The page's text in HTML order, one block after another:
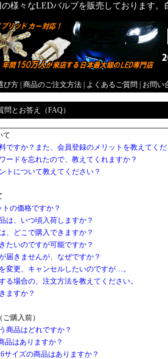
様々なLEDバルブを販売しております。
び方 商品のご注文方法 よくあるご質問 お問い
とお答え（FAQ）
て
ですか？また、会員登録のメリットを教えてくだ
ードを忘れたので、教えてくれますか？
トについて教えてください？
の価格ですか？
は、いつ頃入荷しますか？
、どこで購入できますか？
たいのですが可能ですか？
届きませんが、なぜですか？
変更、キャンセルしたいのですが…。
る場合の、注文方法を教えてください。
ますか？
購入前）
商品はどれですか？
品はありますか？
サイズの商品はありますか？